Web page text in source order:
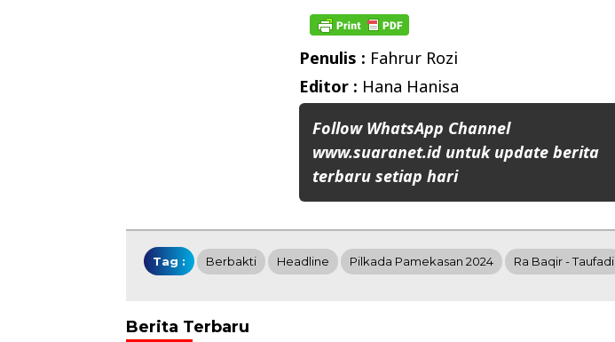
Penulis : Fahrur Rozi
Editor : Hana Hanisa
Follow WhatsApp Channel
www.suaranet.id untuk update berita
terbaru setiap hari
Tag : Berbakti Headline Pilkada Pamekasan 2024 Ra Baqir - Taufadi
Berita Terbaru